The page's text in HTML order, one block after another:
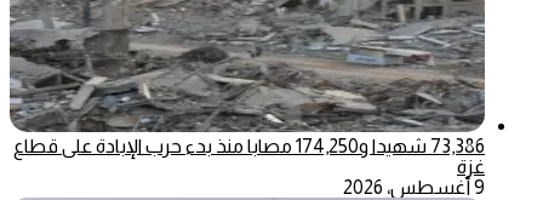
73,386 شهيدا و174,250 مصابا منذ بدء حرب الإبادة على قطاع
غزة
9 أغسطس، 2026